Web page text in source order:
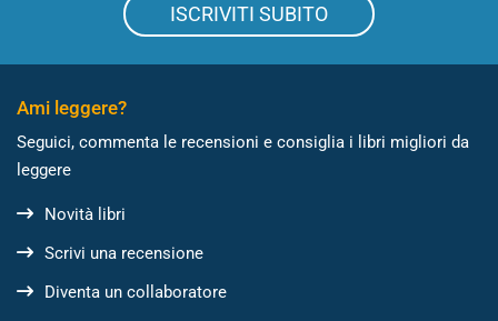
ISCRIVITI SUBITO
Ami leggere?
Seguici, commenta le recensioni e consiglia i libri migliori da
leggere
Novità libri
Scrivi una recensione
Diventa un collaboratore